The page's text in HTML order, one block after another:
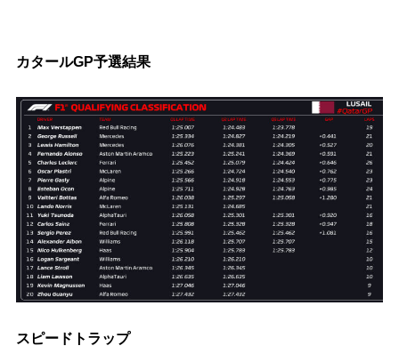
カタールGP予選結果
スピードトラップ